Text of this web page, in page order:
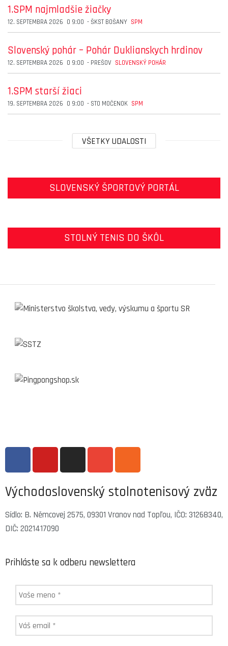
1.SPM najmladšie žiačky
12. SEPTEMBRA 2026 O 9:00 - ŠKST BOŠANY SPM
Slovenský pohár – Pohár Duklianskych hrdinov
12. SEPTEMBRA 2026 O 9:00 - PREŠOV SLOVENSKÝ POHÁR
1.SPM starší žiaci
19. SEPTEMBRA 2026 O 9:00 - STO MOČENOK SPM
VŠETKY UDALOSTI
SLOVENSKÝ ŠPORTOVÝ PORTÁL
STOLNÝ TENIS DO ŠKÔL
Východoslovenský stolnotenisový zväz
Sídlo: B. Němcovej 2575, 09301 Vranov nad Topľou, IČO: 31268340,
DIČ: 2021417090
Prihláste sa k odberu newslettera